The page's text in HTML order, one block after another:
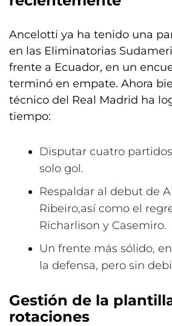
Ancelotti ya ha tenido una
en las Eliminatorias
frente a Ecuador, en un
terminó en empate. Ahora
técnico del Real Madrid ha
tiempo:
Disputar cuatro
solo gol.
Respaldar al debut de
Ribeiro,así como el
Richarlison y Casemiro.
Un frente más sólido,
la defensa, pero sin
Gestión de la
rotaciones